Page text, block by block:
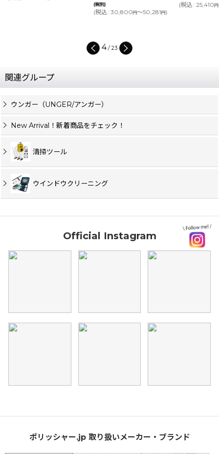
(税別)
(税込: 30,800円～50,281円)
(税込: 25,410円
4/ 23
関連グループ
ウンガー（UNGER/アンガー）
New Arrival！新着商品をチェック！
清掃ツール
ウインドウクリーニング
Official Instagram
ポリッシャー.jp 取り扱いメーカー・ブランド